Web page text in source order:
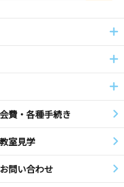
会費・各種手続き
教室見学
お問い合わせ